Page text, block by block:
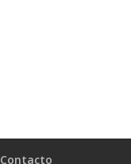
Contacto